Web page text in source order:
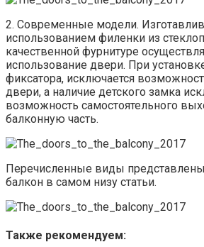
2. Современные модели.
использованием филенки из
качественной фурнитуре
использование двери. При
фиксатора, исключается
двери, а наличие детского замка
возможность самостоятельного
балконную часть.
Перечисленные виды
балкон в самом низу статьи.
Также рекомендуем: